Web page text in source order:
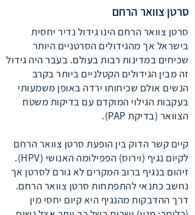
סרטן צוואר הרחם
סרטן צוואר הרחם הינו גידול נדיר יחסית
בישראל אך מהגידולים הסרטניים היותר
שכיחים במדינות רבות בעולם. בעבר היה גידול
זה מבין הגידולים הקטלניים ביותר בקרב
הנשים אולם שכיחותו ירדה באופן משמעותי
בעקבות הגילוי המוקדם עם בדיקות משטח
הצוואר (בדיקת PAP).
קיים קשר הדוק בין הופעת סרטן צוואר הרחם
לקיום נגיף (וירוס) הפפילומה האנושי (HPV).
זיהום בנגיף ברוב המקרים לא גורם לסרטן אך
נחשב כתנאי להתפתחות סרטן צוואר הרחם.
דרך ההדבקות מהנגיף היא קיום יחסי מין